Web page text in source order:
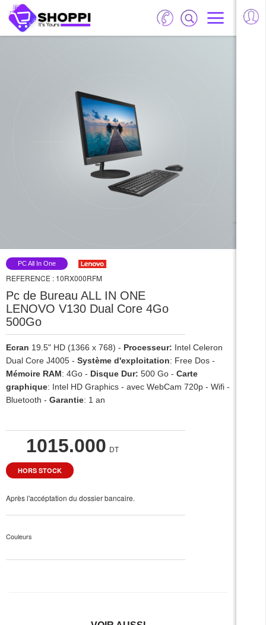
PC All In One
REFERENCE : 10RX000RFM
Pc de Bureau ALL IN ONE
LENOVO V130 Dual Core 4Go
500Go
Ecran 19.5" HD (1366 x 768) - Processeur: Intel Celeron
Dual Core J4005 - Système d'exploitation: Free Dos -
Mémoire RAM: 4Go - Disque Dur: 500 Go - Carte
graphique: Intel HD Graphics - avec WebCam 720p - Wifi -
Bluetooth - Garantie: 1 an
1015.000 DT
HORS STOCK
Après l'accéptation du dossier bancaire.
Couleurs